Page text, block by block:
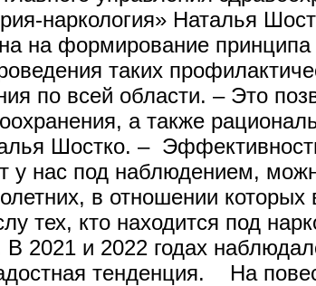
наркология» Наталья
на формирование
таких
по всей области. – Это
а также
Шостко. –
у нас под наблюдением,
в отношении
тех, кто находится под
В 2021 и 2022 годах
тенденция. На